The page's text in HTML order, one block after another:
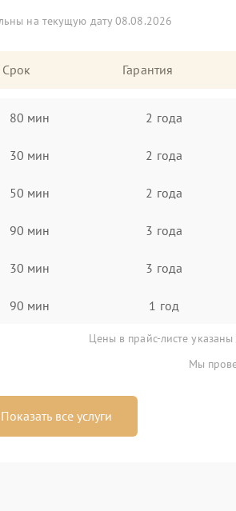
на текущую дату 08.08.2026
Срок Гарантия
80 мин 2 года
30 мин 2 года
50 мин 2 года
90 мин 3 года
30 мин 3 года
90 мин 1 год
Цены в прайс-листе
Мы
Показать все услуги